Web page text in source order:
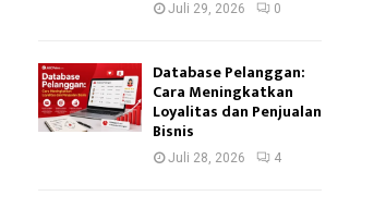
Juli 29, 2026 0
Database Pelanggan:
Cara Meningkatkan
Loyalitas dan Penjualan
Bisnis
Juli 28, 2026 4